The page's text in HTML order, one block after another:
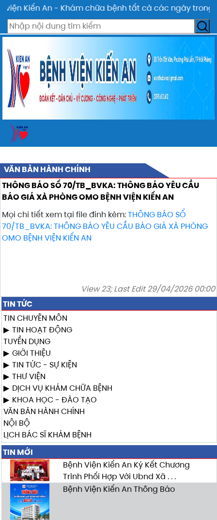
Kiến An - Khám chữa bệnh tất cả các ngày trong
VĂN BẢN HÀNH CHÍNH
THÔNG BÁO SỐ 70/TB_BVKA: THÔNG BÁO YÊU CẦU
BÁO GIÁ XÀ PHÒNG OMO BỆNH VIỆN KIẾN AN
Mọi chi tiết xem tại file đính kèm:THÔNG BÁO SỐ
70/TB_BVKA: THÔNG BÁO YÊU CẦU BÁO GIÁ XÀ PHÒNG
OMO BỆNH VIỆN KIẾN AN
View 23; Last Edit 29/04/2026 00:00
TIN TỨC
TIN CHUYÊN MÔN
TIN HOẠT ĐỘNG
TUYỂN DỤNG
GIỚI THIỆU
TIN TỨC - SỰ KIỆN
THƯ VIỆN
DỊCH VỤ KHÁM CHỮA BỆNH
KHOA HỌC - ĐÀO TẠO
VĂN BẢN HÀNH CHÍNH
NỘI BỘ
LỊCH BÁC SĨ KHÁM BỆNH
TIN MỚI
Bệnh Viện Kiến An Ký Kết Chương
Trình Phối Hợp Với Ubnd Xã . . .
Bệnh Viện Kiến An Thông Báo